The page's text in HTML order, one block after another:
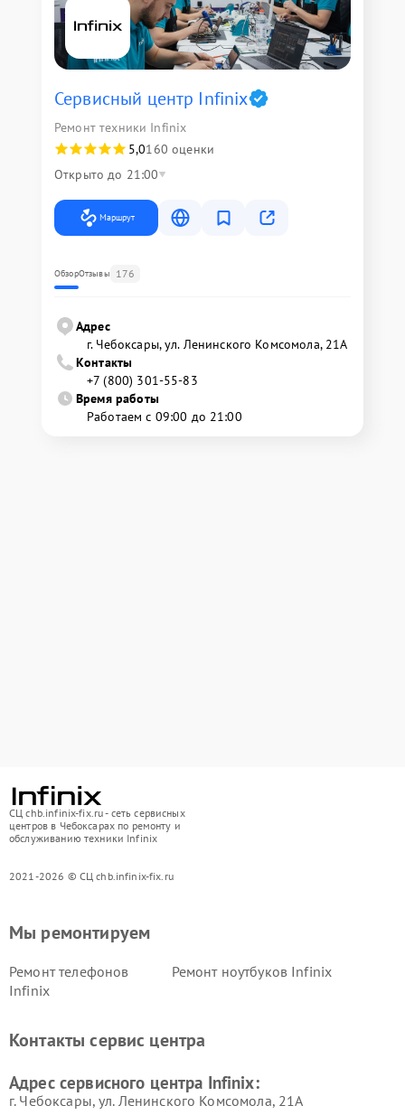
Сервисный центр Infinix
Ремонт техники Infinix
5,0160 оценки
Открыто до 21:00
Маршрут
ОбзорОтзывы 176
Адрес
г. Чебоксары, ул. Ленинского Комсомола, 21А
Контакты
+7 (800) 301-55-83
Время работы
Работаем с 09:00 до 21:00
СЦ chb.infinix-fix.ru - сеть сервисных
центров в Чебоксарах по ремонту и
обслуживанию техники Infinix
2021-2026 © СЦ chb.infinix-fix.ru
Мы ремонтируем
Ремонт телефонов
Infinix
Ремонт ноутбуков Infinix
Контакты сервис центра
Адрес сервисного центра Infinix:
г. Чебоксары, ул. Ленинского Комсомола, 21А